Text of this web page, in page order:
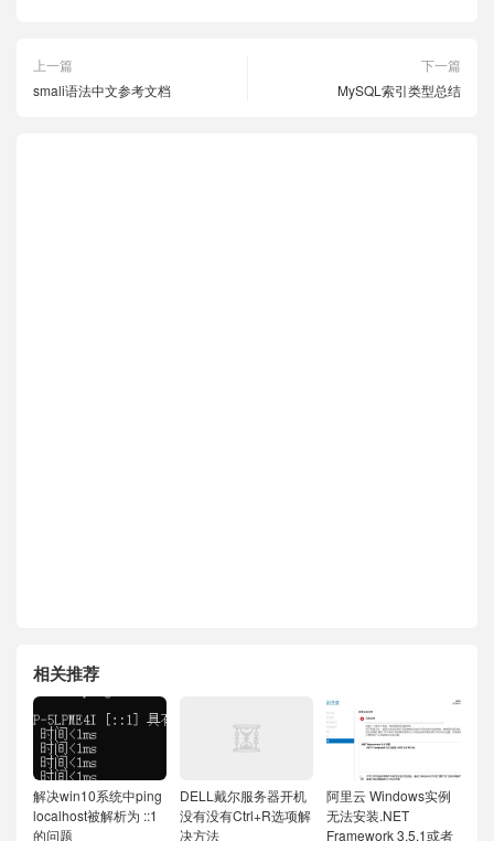
上一篇
smali语法中文参考文档
下一篇
MySQL索引类型总结
相关推荐
解决win10系统中ping
localhost被解析为 ::1
的问题
DELL戴尔服务器开机
没有没有Ctrl+R选项解
决方法
阿里云 Windows实例
无法安装.NET
Framework 3.5.1或者